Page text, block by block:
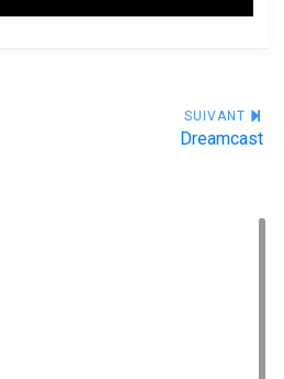
SUIVANT
Dreamcast